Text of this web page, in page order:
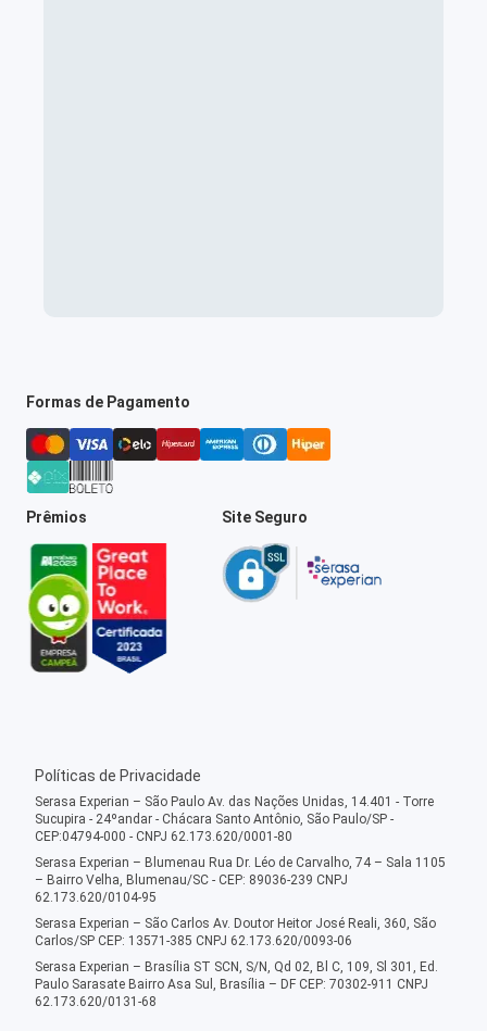
Formas de Pagamento
Prêmios Site Seguro
Políticas de Privacidade
Serasa Experian – São Paulo Av. das Nações Unidas, 14.401 - Torre
Sucupira - 24ºandar - Chácara Santo Antônio, São Paulo/SP -
CEP:04794-000 - CNPJ 62.173.620/0001-80
Serasa Experian – Blumenau Rua Dr. Léo de Carvalho, 74 – Sala 1105
– Bairro Velha, Blumenau/SC - CEP: 89036-239 CNPJ
62.173.620/0104-95
Serasa Experian – São Carlos Av. Doutor Heitor José Reali, 360, São
Carlos/SP CEP: 13571-385 CNPJ 62.173.620/0093-06
Serasa Experian – Brasília ST SCN, S/N, Qd 02, Bl C, 109, Sl 301, Ed.
Paulo Sarasate Bairro Asa Sul, Brasília – DF CEP: 70302-911 CNPJ
62.173.620/0131-68